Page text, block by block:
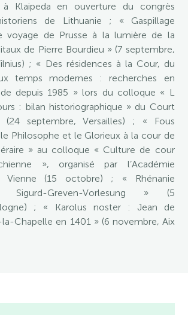
Klaipeda en ouverture du congrès
de Lithuanie ; « Gaspillage
voyage de Prusse à la lumière de la
de Pierre Bourdieu » (7 septembre,
; « Des résidences à la Cour, du
temps modernes : recherches en
depuis 1985 » lors du colloque « L
: bilan historiographique » du Court
(24 septembre, Versailles) ; « Fous
Philosophe et le Glorieux à la cour de
» au colloque « Culture de cour
», organisé par l’Académie
Vienne (15 octobre) ; « Rhénanie
Sigurd-Greven-Vorlesung » (5
; « Karolus noster : Jean de
Chapelle en 1401 » (6 novembre, Aix